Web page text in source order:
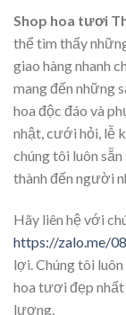
Shop hoa tươi
thể tìm thấy
giao hàng nhanh
mang đến những
hoa độc đáo và
nhật, cưới hỏi, lễ
chúng tôi luôn
thành đến người
Hãy liên hệ với
https://zalo.me/
lợi. Chúng tôi
hoa tươi đẹp nhất
lượng.